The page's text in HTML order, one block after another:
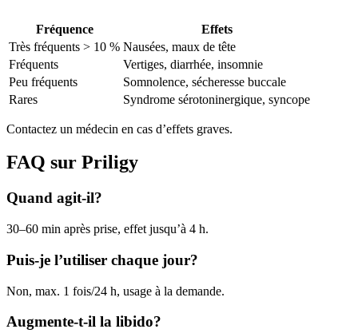
Fréquence
Effets
Très fréquents > 10 % Nausées, maux de tête
Fréquents
Vertiges, diarrhée, insomnie
Peu fréquents
Somnolence, sécheresse buccale
Rares
Syndrome sérotoninergique, syncope
Contactez un médecin en cas d’effets graves.
FAQ sur Priligy
Quand agit-il?
30–60 min après prise, effet jusqu’à 4 h.
Puis-je l’utiliser chaque jour?
Non, max. 1 fois/24 h, usage à la demande.
Augmente-t-il la libido?